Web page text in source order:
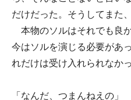
だけだった。そうしてまた
本物のソルはそれでも良
今はソルを演じる必要があ
れだけは受け入れられなかっ
「なんだ、つまんねえの」